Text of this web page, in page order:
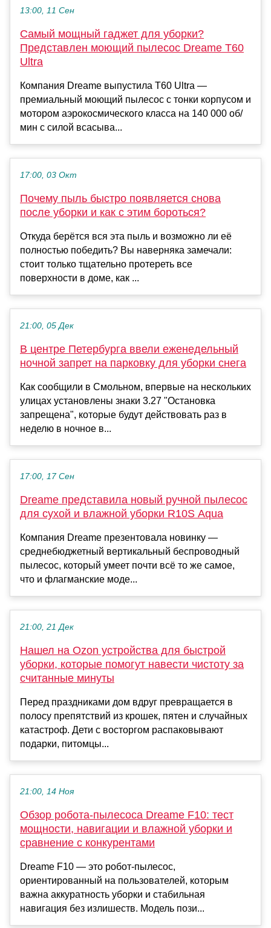
13:00, 11 Сен
Самый мощный гаджет для уборки?
Представлен моющий пылесос Dreame T60
Ultra
Компания Dreame выпустила T60 Ultra —
премиальный моющий пылесос с тонки корпусом и
мотором аэрокосмического класса на 140 000 об/
мин с силой всасыва...
17:00, 03 Окт
Почему пыль быстро появляется снова
после уборки и как с этим бороться?
Откуда берётся вся эта пыль и возможно ли её
полностью победить? Вы наверняка замечали:
стоит только тщательно протереть все
поверхности в доме, как ...
21:00, 05 Дек
В центре Петербурга ввели еженедельный
ночной запрет на парковку для уборки снега
Как сообщили в Смольном, впервые на нескольких
улицах установлены знаки 3.27 "Остановка
запрещена", которые будут действовать раз в
неделю в ночное в...
17:00, 17 Сен
Dreame представила новый ручной пылесос
для сухой и влажной уборки R10S Aqua
Компания Dreame презентовала новинку —
среднебюджетный вертикальный беспроводный
пылесос, который умеет почти всё то же самое,
что и флагманские моде...
21:00, 21 Дек
Нашел на Ozon устройства для быстрой
уборки, которые помогут навести чистоту за
считанные минуты
Перед праздниками дом вдруг превращается в
полосу препятствий из крошек, пятен и случайных
катастроф. Дети с восторгом распаковывают
подарки, питомцы...
21:00, 14 Ноя
Обзор робота-пылесоса Dreame F10: тест
мощности, навигации и влажной уборки и
сравнение с конкурентами
Dreame F10 — это робот-пылесос,
ориентированный на пользователей, которым
важна аккуратность уборки и стабильная
навигация без излишеств. Модель пози...